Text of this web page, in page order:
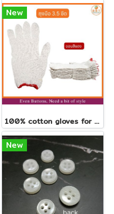
New
100% cotton gloves for craft projects 350g
New